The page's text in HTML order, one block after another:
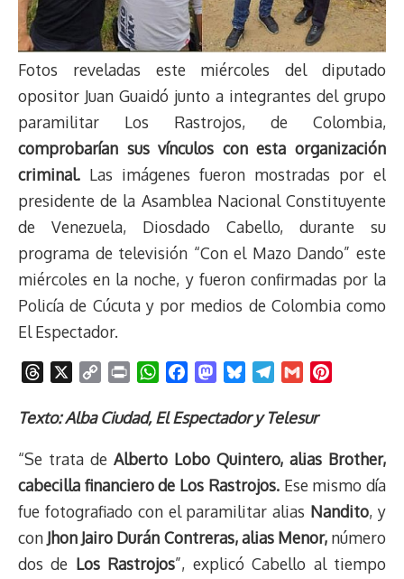
Fotos reveladas este miércoles del diputado
opositor Juan Guaidó junto a integrantes del grupo
paramilitar Los Rastrojos, de Colombia,
comprobarían sus vínculos con esta organización
criminal. Las imágenes fueron mostradas por el
presidente de la Asamblea Nacional Constituyente
de Venezuela, Diosdado Cabello, durante su
programa de televisión “Con el Mazo Dando” este
miércoles en la noche, y fueron confirmadas por la
Policía de Cúcuta y por medios de Colombia como
El Espectador.
r
a
d
s
p
L
i
n
i
t
W
a
s
A
c
b
o
k
M
s
o
d
u
s
k
y
l
g
r
a
l
e
r
t
Texto: Alba Ciudad, El Espectador y Telesur
“Se trata de Alberto Lobo Quintero, alias Brother,
cabecilla financiero de Los Rastrojos.Ese mismo día
fue fotografiado con el paramilitar alias Nandito, y
con Jhon Jairo Durán Contreras, alias Menor,número
dos de Los Rastrojos”, explicó Cabello al tiempo